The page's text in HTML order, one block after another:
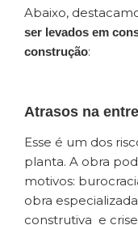
Abaixo,
ser levados em
construção:
Atrasos na
Esse é um dos
planta. A obra
motivos:
obra
construtiva e